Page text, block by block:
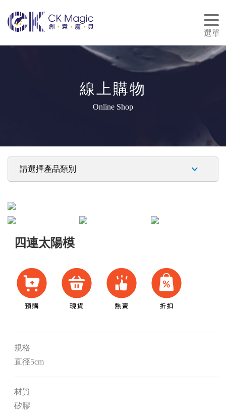
選單
線上購物
Online Shop
四連太陽模
規格
直徑5cm
材質
矽膠